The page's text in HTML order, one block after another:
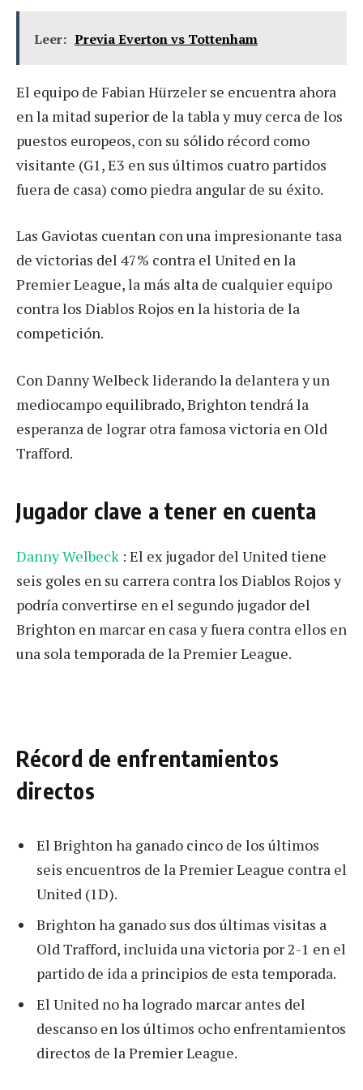
Leer: Previa Everton vs Tottenham
El equipo de Fabian Hürzeler se encuentra ahora
en la mitad superior de la tabla y muy cerca de los
puestos europeos, con su sólido récord como
visitante (G1, E3 en sus últimos cuatro partidos
fuera de casa) como piedra angular de su éxito.
Las Gaviotas cuentan con una impresionante tasa
de victorias del 47% contra el United en la
Premier League, la más alta de cualquier equipo
contra los Diablos Rojos en la historia de la
competición.
Con Danny Welbeck liderando la delantera y un
mediocampo equilibrado, Brighton tendrá la
esperanza de lograr otra famosa victoria en Old
Trafford.
Jugador clave a tener en cuenta
Danny Welbeck : El ex jugador del United tiene
seis goles en su carrera contra los Diablos Rojos y
podría convertirse en el segundo jugador del
Brighton en marcar en casa y fuera contra ellos en
una sola temporada de la Premier League.
Récord de enfrentamientos
directos
El Brighton ha ganado cinco de los últimos
seis encuentros de la Premier League contra el
United (1D).
Brighton ha ganado sus dos últimas visitas a
Old Trafford, incluida una victoria por 2-1 en el
partido de ida a principios de esta temporada.
El United no ha logrado marcar antes del
descanso en los últimos ocho enfrentamientos
directos de la Premier League.